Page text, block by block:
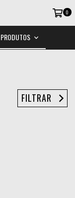
0
PRODUTOS
FILTRAR